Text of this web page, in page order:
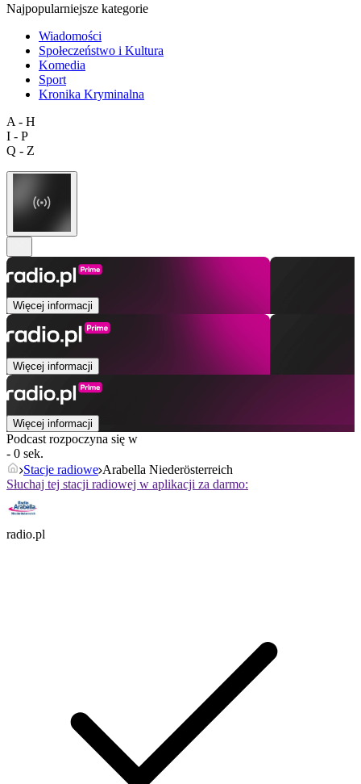
Najpopularniejsze kategorie
Wiadomości
Społeczeństwo i Kultura
Komedia
Sport
Kronika Kryminalna
A - H
I - P
Q - Z
Więcej informacji
Więcej informacji
Więcej informacji
Podcast rozpoczyna się w
- 0 sek.
Stacje radiowe Arabella Niederösterreich
Słuchaj tej stacji radiowej w aplikacji za darmo:
radio.pl